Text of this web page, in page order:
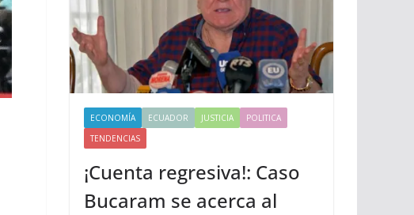
ECONOMÍA ECUADOR JUSTICIA
POLITICA
TENDENCIAS
¡Cuenta regresiva!: Caso
Bucaram se acerca al